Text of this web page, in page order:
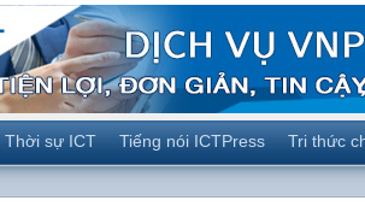
Thời sự ICT Tiếng nói ICTPress Tri thức